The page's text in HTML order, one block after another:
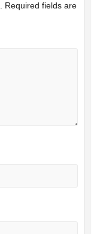
Required fields are